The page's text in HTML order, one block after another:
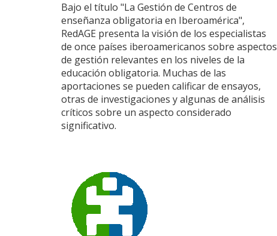
Bajo el título "La Gestión de Centros de
enseñanza obligatoria en Iberoamérica",
RedAGE presenta la visión de los especialistas
de once países iberoamericanos sobre aspectos
de gestión relevantes en los niveles de la
educación obligatoria. Muchas de las
aportaciones se pueden calificar de ensayos,
otras de investigaciones y algunas de análisis
críticos sobre un aspecto considerado
significativo.